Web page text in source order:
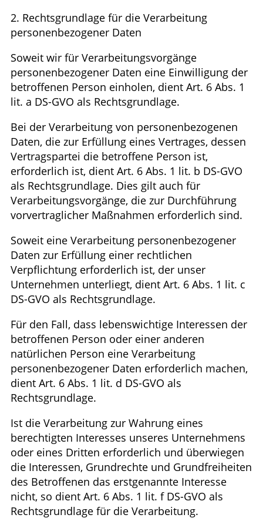
2. Rechtsgrundlage für die Verarbeitung
personenbezogener Daten
Soweit wir für Verarbeitungsvorgänge
personenbezogener Daten eine Einwilligung der
betroffenen Person einholen, dient Art. 6 Abs. 1
lit. a DS-GVO als Rechtsgrundlage.
Bei der Verarbeitung von personenbezogenen
Daten, die zur Erfüllung eines Vertrages, dessen
Vertragspartei die betroffene Person ist,
erforderlich ist, dient Art. 6 Abs. 1 lit. b DS-GVO
als Rechtsgrundlage. Dies gilt auch für
Verarbeitungsvorgänge, die zur Durchführung
vorvertraglicher Maßnahmen erforderlich sind.
Soweit eine Verarbeitung personenbezogener
Daten zur Erfüllung einer rechtlichen
Verpflichtung erforderlich ist, der unser
Unternehmen unterliegt, dient Art. 6 Abs. 1 lit. c
DS-GVO als Rechtsgrundlage.
Für den Fall, dass lebenswichtige Interessen der
betroffenen Person oder einer anderen
natürlichen Person eine Verarbeitung
personenbezogener Daten erforderlich machen,
dient Art. 6 Abs. 1 lit. d DS-GVO als
Rechtsgrundlage.
Ist die Verarbeitung zur Wahrung eines
berechtigten Interesses unseres Unternehmens
oder eines Dritten erforderlich und überwiegen
die Interessen, Grundrechte und Grundfreiheiten
des Betroffenen das erstgenannte Interesse
nicht, so dient Art. 6 Abs. 1 lit. f DS-GVO als
Rechtsgrundlage für die Verarbeitung.